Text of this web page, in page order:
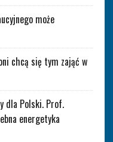
może
chcą się tym zająć w
dla Polski. Prof.
energetyka